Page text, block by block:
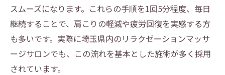
スムーズになります。これらの手順を1回5分程度、毎日
継続することで、肩こりの軽減や疲労回復を実感する方
も多いです。実際に埼玉県内のリラクゼーションマッサ
ージサロンでも、この流れを基本とした施術が多く採用
されています。